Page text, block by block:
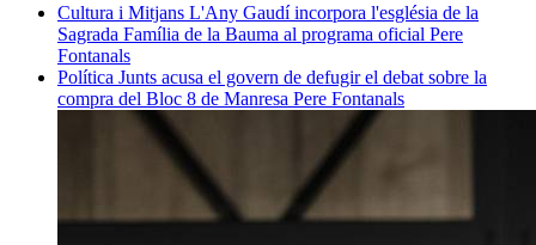
Cultura i Mitjans L'Any Gaudí incorpora l'església de la
Sagrada Família de la Bauma al programa oficial Pere
Fontanals
Política Junts acusa el govern de defugir el debat sobre la
compra del Bloc 8 de Manresa Pere Fontanals